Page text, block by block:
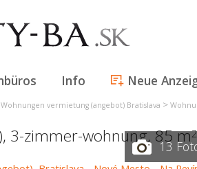
Info Neue
Wohnungen vermietung (angebot) Bratislava >
3-zimmer-wohnung, 85 m2
13